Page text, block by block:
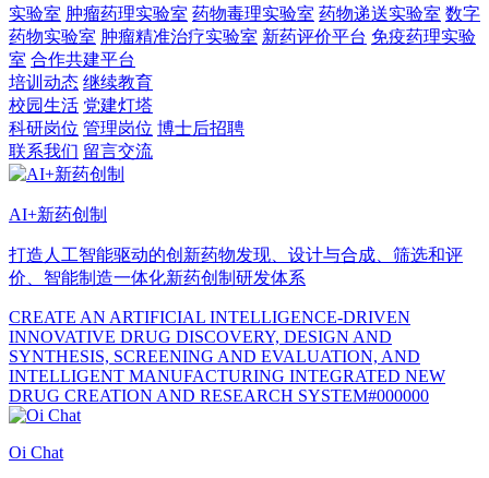
实验室 肿瘤药理实验室 药物毒理实验室 药物递送实验室 数字
药物实验室 肿瘤精准治疗实验室 新药评价平台 免疫药理实验
室 合作共建平台
培训动态 继续教育
校园生活 党建灯塔
科研岗位 管理岗位 博士后招聘
联系我们 留言交流
AI+新药创制
打造人工智能驱动的创新药物发现、设计与合成、筛选和评
价、智能制造一体化新药创制研发体系
CREATE AN ARTIFICIAL INTELLIGENCE-DRIVEN
INNOVATIVE DRUG DISCOVERY, DESIGN AND
SYNTHESIS, SCREENING AND EVALUATION, AND
INTELLIGENT MANUFACTURING INTEGRATED NEW
DRUG CREATION AND RESEARCH SYSTEM#000000
Oi Chat